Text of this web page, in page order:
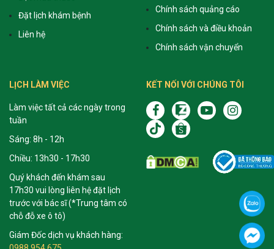
Đặt lịch khám bệnh
Liên hệ
Chính sách quảng cáo
Chính sách và điều khoản
Chính sách vận chuyển
LỊCH LÀM VIỆC
Làm việc tất cả các ngày trong
tuần
Sáng: 8h - 12h
Chiều: 13h30 - 17h30
Quý khách đến khám sau
17h30 vui lòng liên hệ đặt lịch
trước với bác sĩ (*Trung tâm có
chỗ đỗ xe ô tô)
Giám Đốc dịch vụ khách hàng:
KẾT NỐI VỚI CHÚNG TÔI